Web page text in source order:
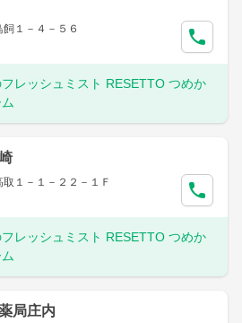
１－４－５６
レッシュミスト RESETTO つめか
１－１－２２－１Ｆ
レッシュミスト RESETTO つめか
局庄内